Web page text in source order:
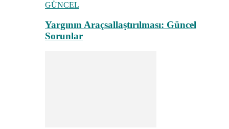
GÜNCEL
Yargının Araçsallaştırılması: Güncel
Sorunlar